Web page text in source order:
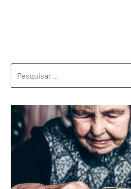
POR: